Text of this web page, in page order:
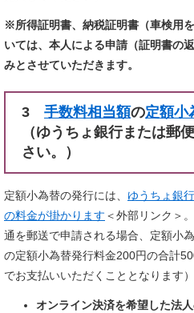
※所得証明書、納税証明書（車検用
いては、本人による申請（証明書の
みとさせていただきます。
3 手数料相当額の定額小
（ゆうちょ銀行または郵
さい。）
定額小為替の発行には、 ゆうちょ銀
の料金が掛かります ＜外部リンク＞
通を郵送で申請される場合、定額小
の定額小為替発行料金200円の合計
でお支払いいただくこととなります）
オンライン決済を希望した法